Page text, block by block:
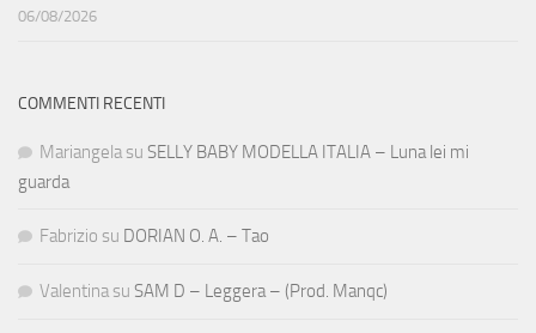
06/08/2026
COMMENTI RECENTI
Mariangela su SELLY BABY MODELLA ITALIA – Luna lei mi
guarda
Fabrizio su DORIAN O. A. – Tao
Valentina su SAM D – Leggera – (Prod. Manqc)